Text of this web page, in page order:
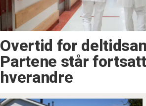
Overtid for
Partene står
hverandre